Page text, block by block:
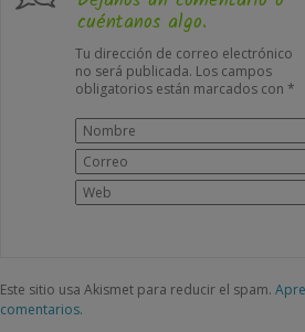
cuéntanos algo.
Tu dirección de correo electrónico
no será publicada. Los campos
obligatorios están marcados con *
Este sitio usa Akismet para reducir el spam.
comentarios.